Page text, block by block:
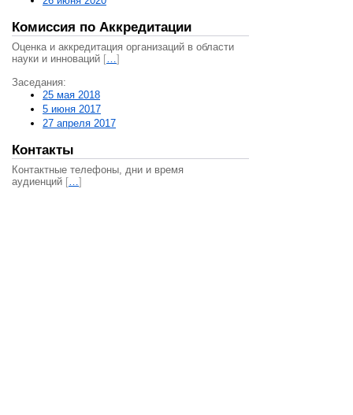
Комиссия по Аккредитации
Оценка и аккредитация организаций в области
науки и инноваций […]
Заседания:
25 мая 2018
5 июня 2017
27 апреля 2017
Контакты
Контактные телефоны, дни и время
аудиенций […]